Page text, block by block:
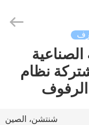
نظام
الرفوف
شنتشن، الصين